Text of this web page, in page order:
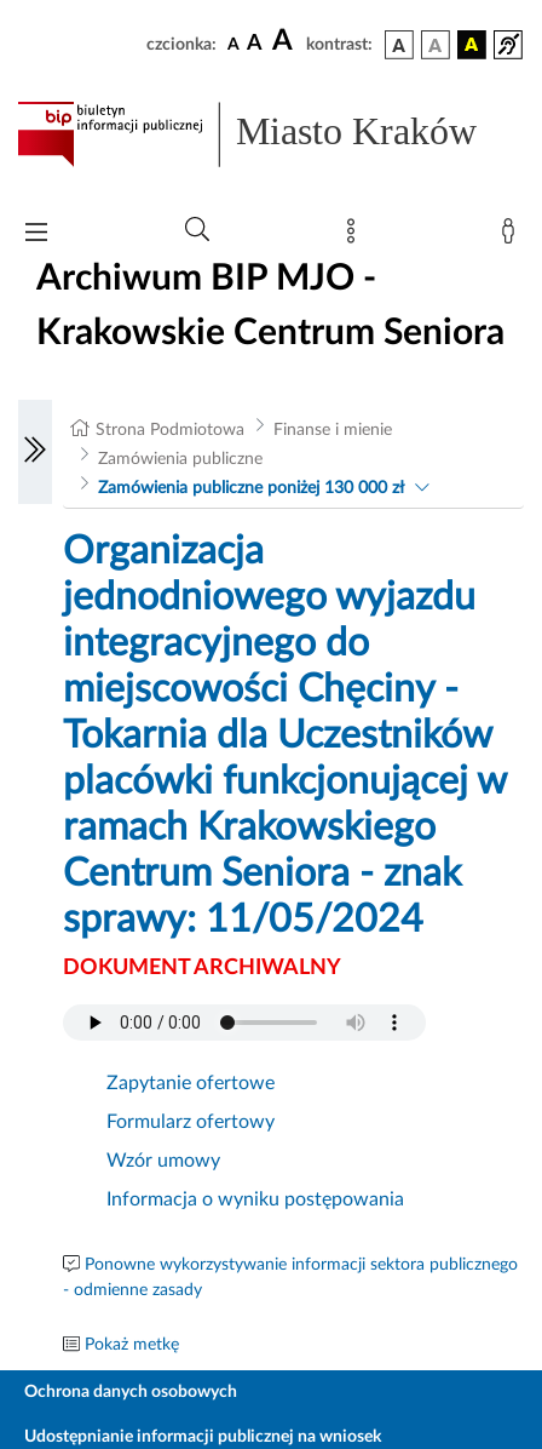
czcionka: A A A kontrast:
Miasto Kraków
Archiwum BIP MJO -
Krakowskie Centrum Seniora
Strona Podmiotowa
Finanse i mienie
Zamówienia publiczne
Zamówienia publiczne poniżej 130 000 zł
Organizacja
jednodniowego wyjazdu
integracyjnego do
miejscowości Chęciny -
Tokarnia dla Uczestników
placówki funkcjonującej w
ramach Krakowskiego
Centrum Seniora - znak
sprawy: 11/05/2024
DOKUMENT ARCHIWALNY
Zapytanie ofertowe
Formularz ofertowy
Wzór umowy
Informacja o wyniku postępowania
Ponowne wykorzystywanie informacji sektora publicznego
- odmienne zasady
Pokaż metkę
Ochrona danych osobowych
Udostępnianie informacji publicznej na wniosek